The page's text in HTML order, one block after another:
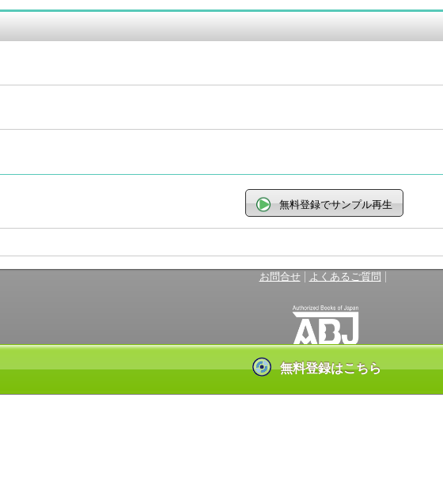
無料登録でサンプル再生
お問合せ| よくあるご質問 |
信サービスが、著作権者からコンテンツ使用許諾を得た正規版配信サービスであることを
無料登録はこちら